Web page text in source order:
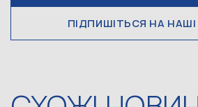
ПІДПИШІТЬСЯ НА